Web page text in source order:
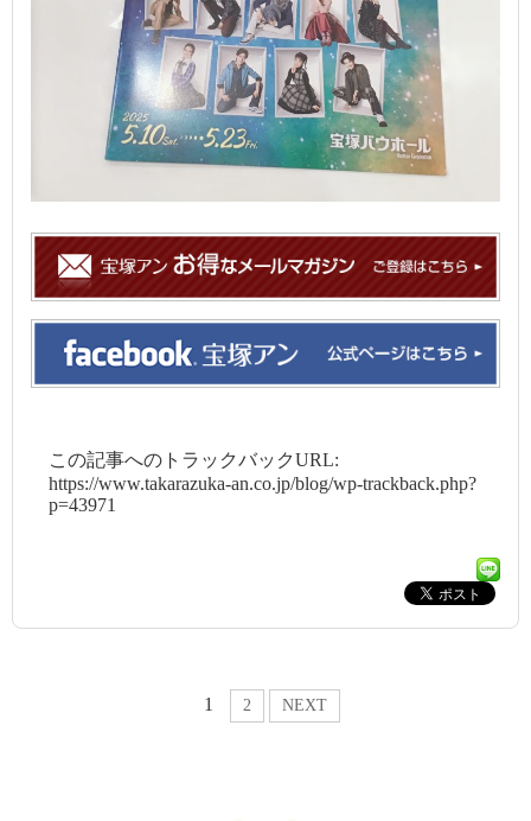
この記事へのトラックバックURL:
https://www.takarazuka-an.co.jp/blog/wp-trackback.php?
p=43971
1 2 NEXT